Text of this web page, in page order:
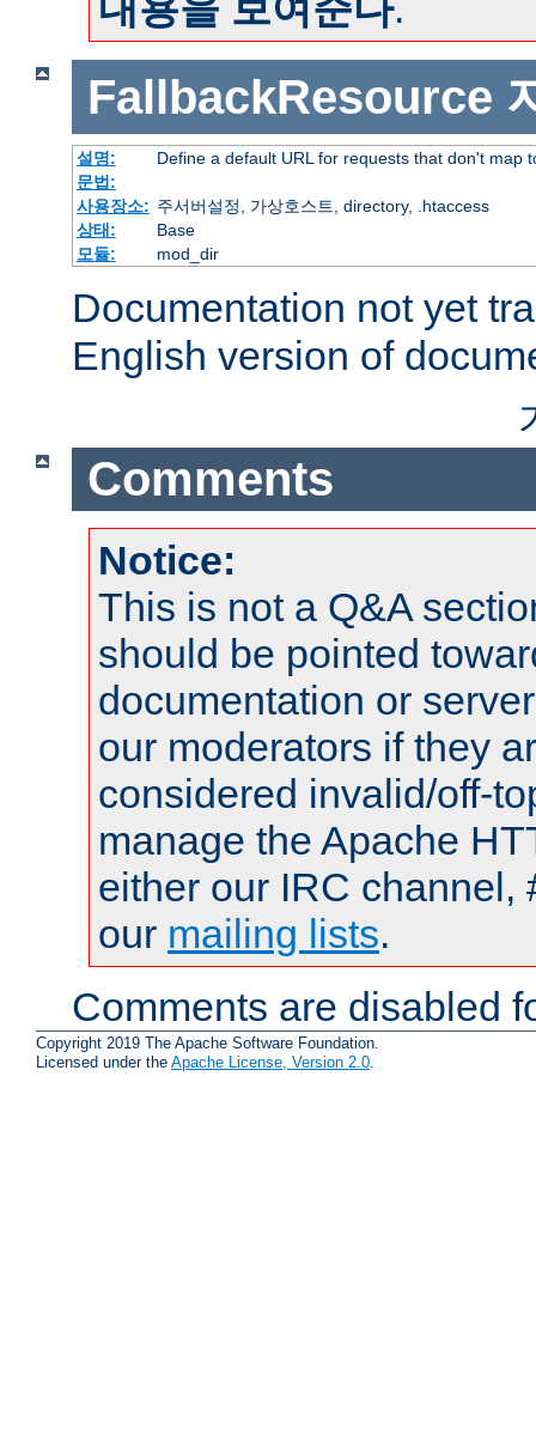
FallbackResource
설명:
Define a default URL for requests that don't map
문법:
사용장소: 주서버설정, 가상호스트, directory, .htaccess
상태:
Base
모듈:
mod_dir
Documentation not yet
English version of
Comments
Notice:
This is not a Q&A
should be pointed
documentation or
our moderators if they
considered invalid/off-
manage the Apache
either our IRC channel,
our mailing lists.
Comments are disabled
Copyright 2019 The Apache Software Foundation.
Licensed under the Apache License, Version 2.0.